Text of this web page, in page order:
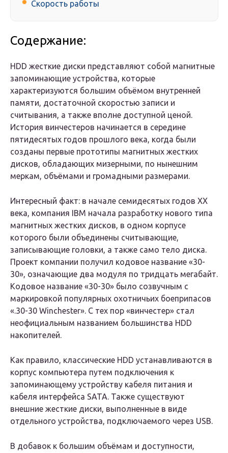
Скорость работы
Содержание:
HDD жесткие диски представляют собой магнитные
запоминающие устройства, которые
характеризуются большим объёмом внутренней
памяти, достаточной скоростью записи и
считывания, а также вполне доступной ценой.
История винчестеров начинается в середине
пятидесятых годов прошлого века, когда были
созданы первые прототипы магнитных жестких
дисков, обладающих мизерными, по нынешним
меркам, объёмами и громадными размерами.
Интересный факт: в начале семидесятых годов XX
века, компания IBM начала разработку нового типа
магнитных жестких дисков, в одном корпусе
которого были объединены считывающие,
записывающие головки, а также само тело диска.
Проект компании получил кодовое название «30-
30», означающие два модуля по тридцать мегабайт.
Кодовое название «30-30» было созвучным с
маркировкой популярных охотничьих боеприпасов
«.30-30 Winchester». С тех пор «винчестер» стал
неофициальным названием большинства HDD
накопителей.
Как правило, классические HDD устанавливаются в
корпус компьютера путем подключения к
запоминающему устройству кабеля питания и
кабеля интерфейса SATA. Также существуют
внешние жесткие диски, выполненные в виде
отдельного устройства, подключаемого через USB.
В добавок к большим объёмам и доступности,